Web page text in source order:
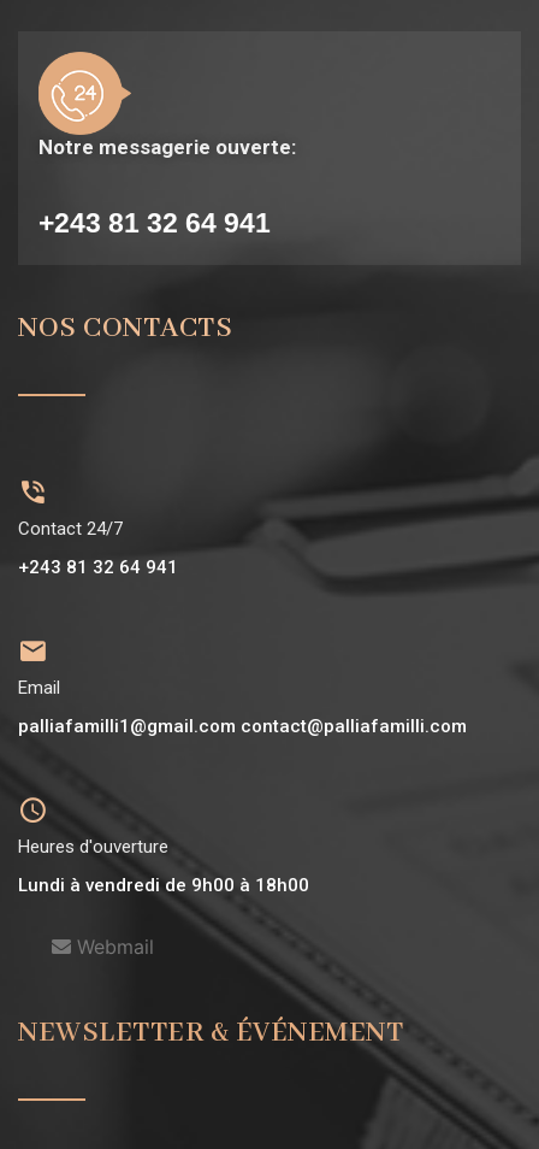
Notre messagerie ouverte:
+243 81 32 64 941
NOS CONTACTS
Contact 24/7
+243 81 32 64 941
Email
palliafamilli1@gmail.com contact@palliafamilli.com
Heures d'ouverture
Lundi à vendredi de 9h00 à 18h00
Webmail
NEWSLETTER & ÉVÉNEMENT